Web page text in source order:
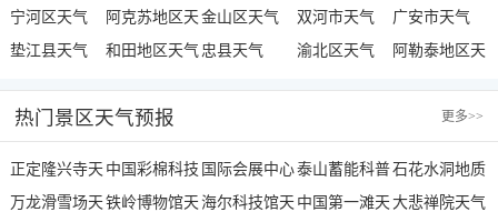
族自治县天气
宁河区天气
阿克苏地区天
气
金山区天气 双河市天气
广安市天气
垫江县天气
和田地区天气 忠县天气 渝北区天气
阿勒泰地区天
热门景区天气预报 更多>>
正定隆兴寺天
气
中国彩棉科技
园天气
国际会展中心
天气
泰山蓄能科普
水城天气
石花水洞地质
公园天气
万龙滑雪场天铁岭博物馆天海尔科技馆天 中国第一滩天大悲禅院天气